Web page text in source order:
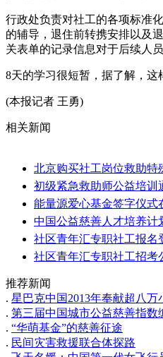
行政处负责对社工的各项标准
的辅导，退住前转携安排以及
关表单的记录信息对于后续人
8天的学习很短暂，据了解，这
(本报记者 王勇)
相关新闻
北京购买社工岗位救助特
初级紧急救助师公益培训
能量源爱心基金签字仪式
中国公益慈善人才培养计
社区青年汇专职社工报名
社区青年汇专职社工招考
推荐新闻
. 星巴克中国2013年奉献超八万
. 第三届中国城市公益慈善指数
. “华萌基金”的慈善征途
. 民间灾害救援联合体探路